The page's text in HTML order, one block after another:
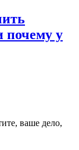
у
ваше дело,